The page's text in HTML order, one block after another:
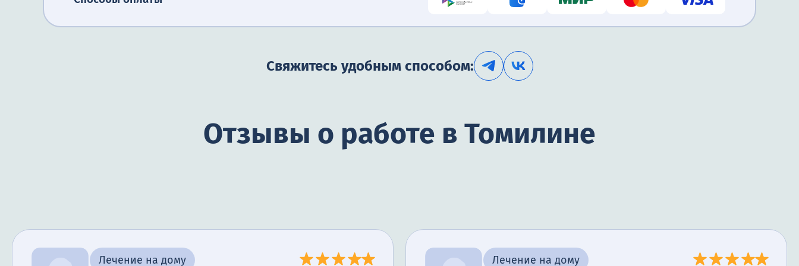
Свяжитесь удобным способом:
Отзывы о работе в Томилине
Лечение на дому Лечение на дому